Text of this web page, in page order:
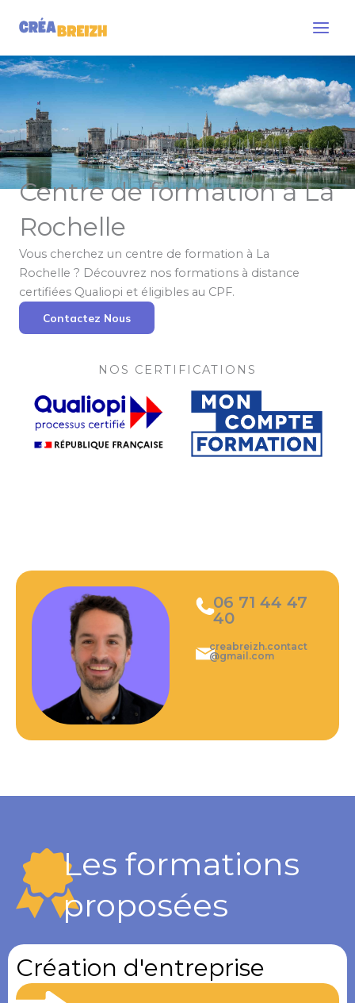
Centre de formation à La
Rochelle
Vous cherchez un centre de formation à La
Rochelle ? Découvrez nos formations à distance
certifiées Qualiopi et éligibles au CPF.
Contactez Nous
NOS CERTIFICATIONS
06 71 44 47
40
creabreizh.contact
@gmail.com
Les formations
proposées
Création d'entreprise